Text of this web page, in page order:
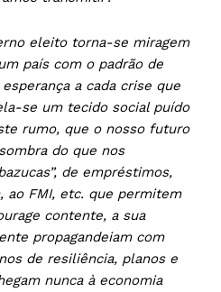
eleito torna-se miragem
país com o padrão de
a cada crise que
se um tecido social puído
rumo, que o nosso futuro
do que nos
de empréstimos,
ao FMI, etc. que permitem
contente, a sua
propagandeiam com
de resiliência, planos e
nunca à economia